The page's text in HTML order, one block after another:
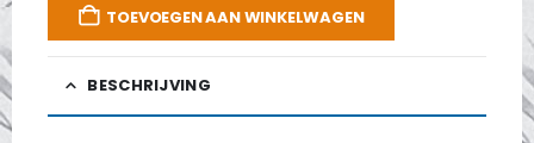
TOEVOEGEN AAN WINKELWAGEN
BESCHRIJVING